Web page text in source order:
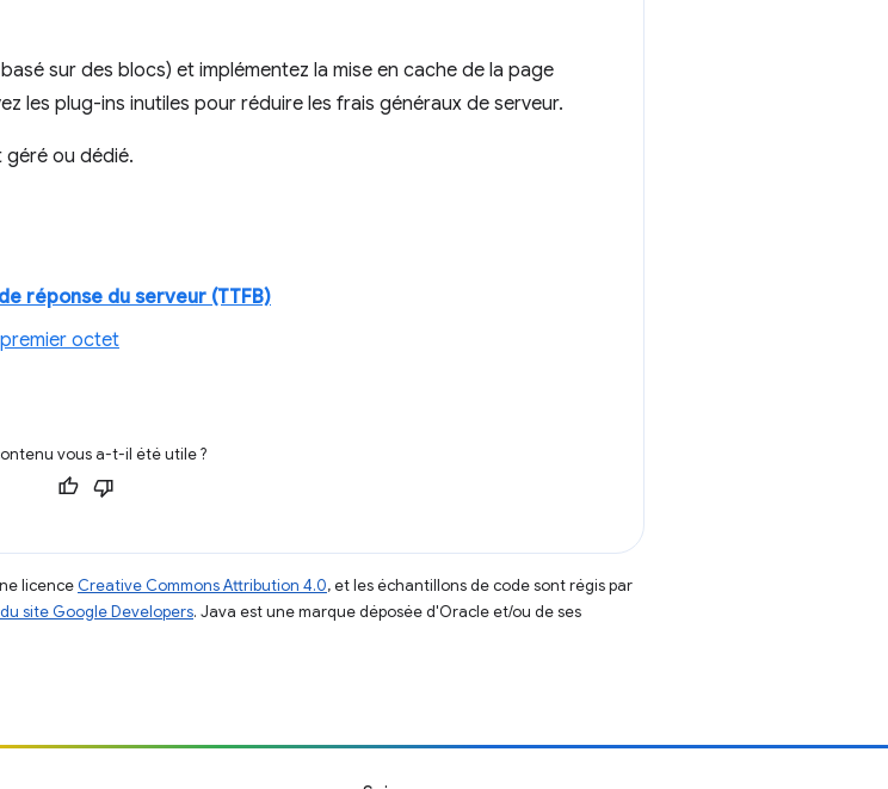
sur des blocs) et implémentez la mise en cache de la page
les plug-ins inutiles pour réduire les frais généraux de serveur.
géré ou dédié.
réponse du serveur (TTFB)
octet
vous a-t-il été utile ?
licence Creative Commons Attribution 4.0, et les échantillons de code sont régis par
site Google Developers. Java est une marque déposée d'Oracle et/ou de ses